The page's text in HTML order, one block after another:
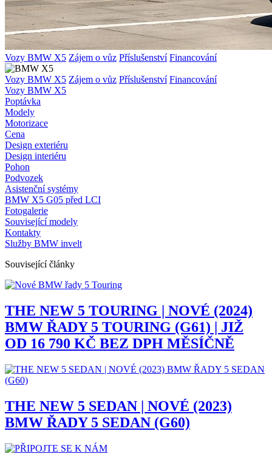
Vozy BMW X5 Zájem o vůz Příslušenství Financování
Vozy BMW X5 Zájem o vůz Příslušenství Financování
Vozy BMW X5
Poptávka
Modely
Motorizace
Cena
Design exteriéru
Design interiéru
Pohon
Podvozek
Asistenční systémy
BMW X5 G05 před LCI
Fotogalerie
Související modely
Kontakty
Služby BMW invelt
Související články
THE NEW 5 TOURING | NOVÉ (2024)
BMW ŘADY 5 TOURING (G61) | JIŽ
OD 16 790 KČ BEZ DPH MĚSÍČNĚ
THE NEW 5 SEDAN | NOVÉ (2023)
BMW ŘADY 5 SEDAN (G60)